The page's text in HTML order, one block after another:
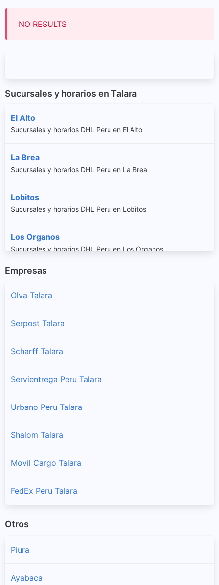
NO RESULTS
Sucursales y horarios en Talara
El Alto
Sucursales y horarios DHL Peru en El Alto
La Brea
Sucursales y horarios DHL Peru en La Brea
Lobitos
Sucursales y horarios DHL Peru en Lobitos
Los Organos
Sucursales y horarios DHL Peru en Los Organos
Mancora
Sucursales y horarios DHL Peru en Pariñas
Empresas
Olva Talara
Serpost Talara
Scharff Talara
Servientrega Peru Talara
Urbano Peru Talara
Shalom Talara
Movil Cargo Talara
FedEx Peru Talara
Otros
Piura
Ayabaca